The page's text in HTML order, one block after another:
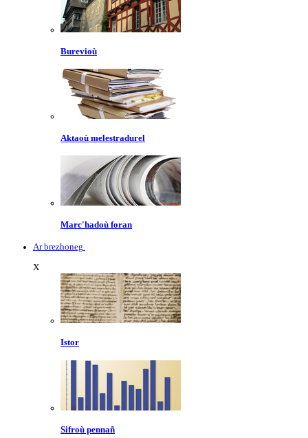
Burevioù
Aktaoù melestradurel
Marc'hadoù foran
Ar brezhoneg
X
Istor
Sifroù pennañ